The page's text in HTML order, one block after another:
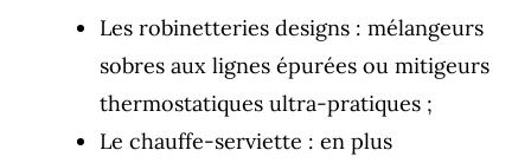
Les robinetteries designs : mélangeurs
sobres aux lignes épurées ou mitigeurs
thermostatiques ultra-pratiques ;
Le chauffe-serviette : en plus